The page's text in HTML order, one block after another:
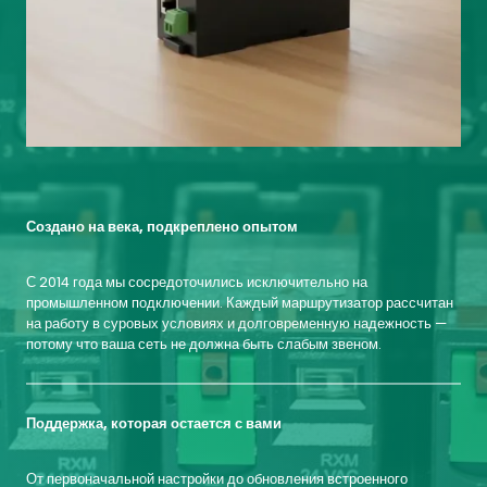
Создано на века, подкреплено опытом
С 2014 года мы сосредоточились исключительно на
промышленном подключении. Каждый маршрутизатор рассчитан
на работу в суровых условиях и долговременную надежность —
потому что ваша сеть не должна быть слабым звеном.
Поддержка, которая остается с вами
От первоначальной настройки до обновления встроенного